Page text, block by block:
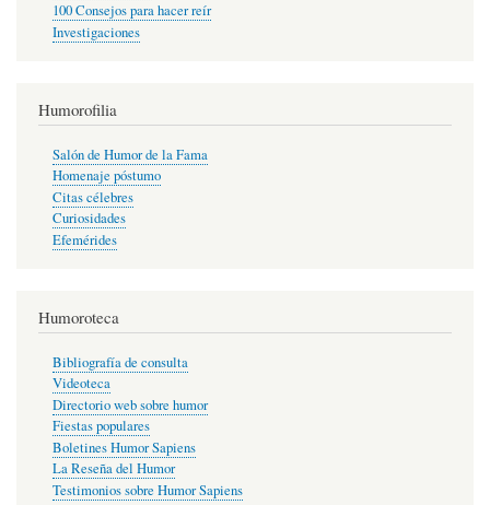
100 Consejos para hacer reír
Investigaciones
Humorofilia
Salón de Humor de la Fama
Homenaje póstumo
Citas célebres
Curiosidades
Efemérides
Humoroteca
Bibliografía de consulta
Videoteca
Directorio web sobre humor
Fiestas populares
Boletines Humor Sapiens
La Reseña del Humor
Testimonios sobre Humor Sapiens